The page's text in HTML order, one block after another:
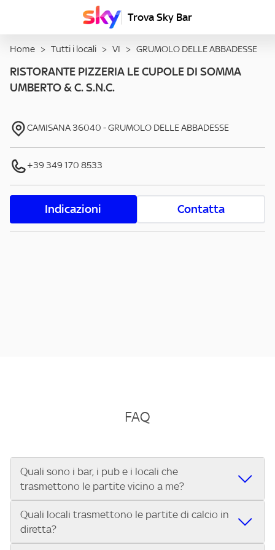
Trova Sky Bar
Home > Tutti i locali > VI > GRUMOLO DELLE ABBADESSE
RISTORANTE PIZZERIA LE CUPOLE DI SOMMA
UMBERTO & C. S.N.C.
CAMISANA36040 -GRUMOLO DELLE ABBADESSE
+39 349 170 8533
Indicazioni Contatta
FAQ
Quali sono i bar, i pub e i locali che
trasmettono le partite vicino a me?
Se cerchi un bar, pub, ristorante o locale vicino a te per
vedere le partite di Serie A ENILIVE, la Serie C Sky Wifi, la
UEFA Champions League, la UEFA Europa League, la UEFA
Quali locali trasmettono le partite di calcio in
diretta?